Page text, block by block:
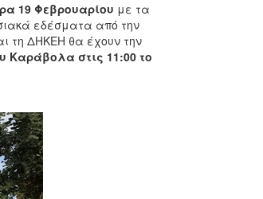
19 Φεβρουαρίου με τα
εδέσματα από την
τη ΔΗΚΕΗ θα έχουν την
Καράβολα στις 11:00 το